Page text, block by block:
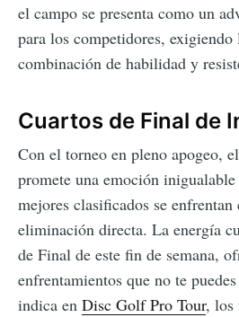
el campo se presenta como un
para los competidores,
combinación de habilidad y
Cuartos de Final de
Con el torneo en pleno apogeo,
promete una emoción
mejores clasificados se enfrentan
eliminación directa. La energía
de Final de este fin de semana,
enfrentamientos que no te
indica en Disc Golf Pro Tour, los